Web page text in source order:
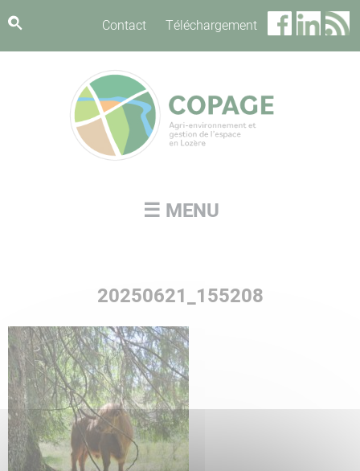
Contact Téléchargement
☰ MENU
20250621_155208